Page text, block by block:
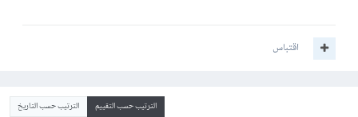
اقتباس
الترتيب حسب التقييم الترتيب حسب التاريخ